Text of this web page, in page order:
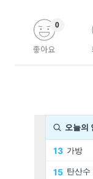
좋아요
0